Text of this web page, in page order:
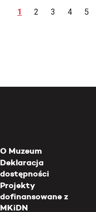
1 2 3 4 5
O Muzeum
Deklaracja
dostępności
Projekty
dofinansowane z
MKiDN